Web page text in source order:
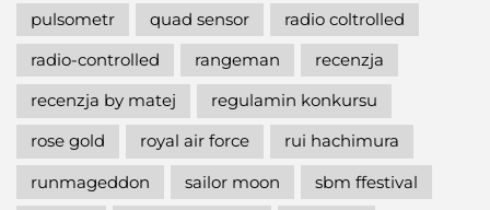
pulsometr
quad sensor
radio coltrolled
radio-controlled
rangeman
recenzja
recenzja by matej
regulamin konkursu
rose gold
royal air force
rui hachimura
runmageddon
sailor moon
sbm ffestival